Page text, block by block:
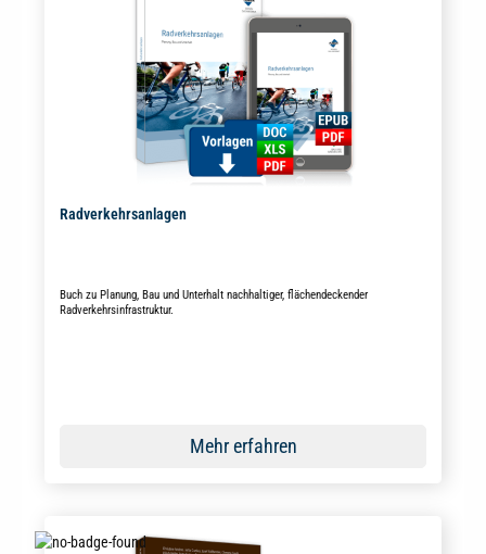
Radverkehrsanlagen
Buch zu Planung, Bau und Unterhalt nachhaltiger, flächendeckender
Radverkehrsinfrastruktur.
Mehr erfahren